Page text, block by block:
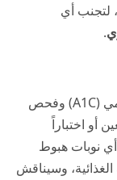
لتجنب أي
.
سيقوم الطبيب بمراجعة معدل السكر التراكمي (A1C) وفحص
أو اختباراً
نوبات هبوط
وسيناقش